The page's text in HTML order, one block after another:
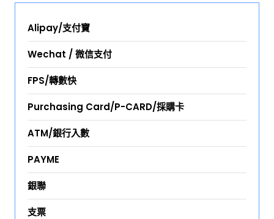
Alipay/支付寶
Wechat / 微信支付
FPS/轉數快
Purchasing Card/P-CARD/採購卡
ATM/銀行入數
PAYME
銀聯
支票